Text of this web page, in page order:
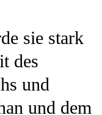
sie stark
des
und
und dem